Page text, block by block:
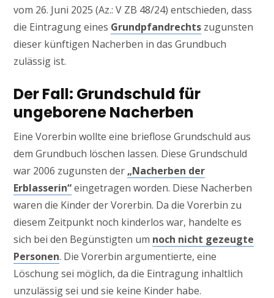
vom 26. Juni 2025 (Az.: V ZB 48/24) entschieden, dass
die Eintragung eines Grundpfandrechts zugunsten
dieser künftigen Nacherben in das Grundbuch
zulässig ist.
Der Fall: Grundschuld für
ungeborene Nacherben
Eine Vorerbin wollte eine brieflose Grundschuld aus
dem Grundbuch löschen lassen. Diese Grundschuld
war 2006 zugunsten der „Nacherben der
Erblasserin“eingetragen worden. Diese Nacherben
waren die Kinder der Vorerbin. Da die Vorerbin zu
diesem Zeitpunkt noch kinderlos war, handelte es
sich bei den Begünstigten um noch nicht gezeugte
Personen. Die Vorerbin argumentierte, eine
Löschung sei möglich, da die Eintragung inhaltlich
unzulässig sei und sie keine Kinder habe.